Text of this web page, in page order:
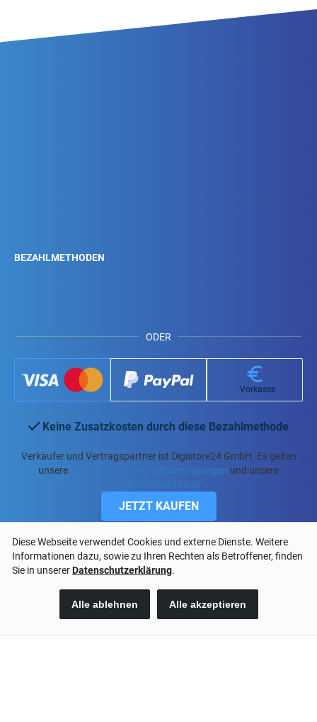
ODER
BEZAHLMETHODEN
Vorkasse
Keine Zusatzkosten durch diese Bezahlmethode
Verkäufer und Vertragspartner ist Digistore24 GmbH. Es gelten
unsere
Allgemeinen Geschäftsbedingungen und unsere
Widerrufsbelehrung.
JETZT KAUFEN